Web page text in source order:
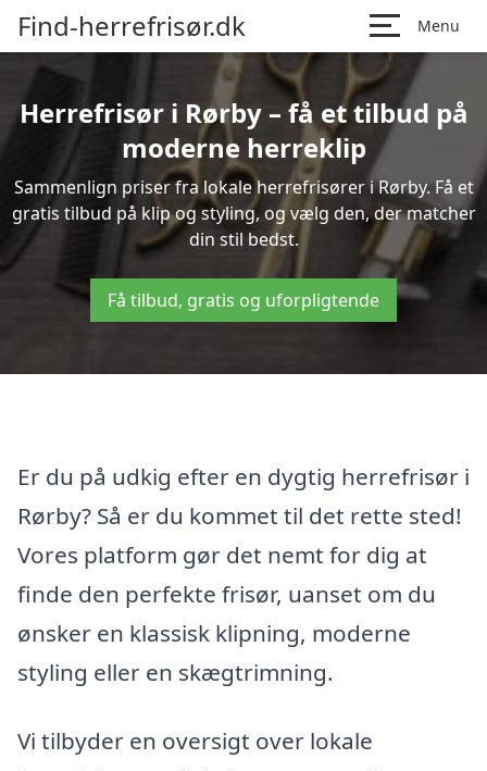
Find-herrefrisør.dk Menu
Herrefrisør i Rørby – få et tilbud på
moderne herreklip
Sammenlign priser fra lokale herrefrisører i Rørby. Få et
gratis tilbud på klip og styling, og vælg den, der matcher
din stil bedst.
Få tilbud, gratis og uforpligtende
Er du på udkig efter en dygtig herrefrisør i
Rørby? Så er du kommet til det rette sted!
Vores platform gør det nemt for dig at
finde den perfekte frisør, uanset om du
ønsker en klassisk klipning, moderne
styling eller en skægtrimning.
Vi tilbyder en oversigt over lokale